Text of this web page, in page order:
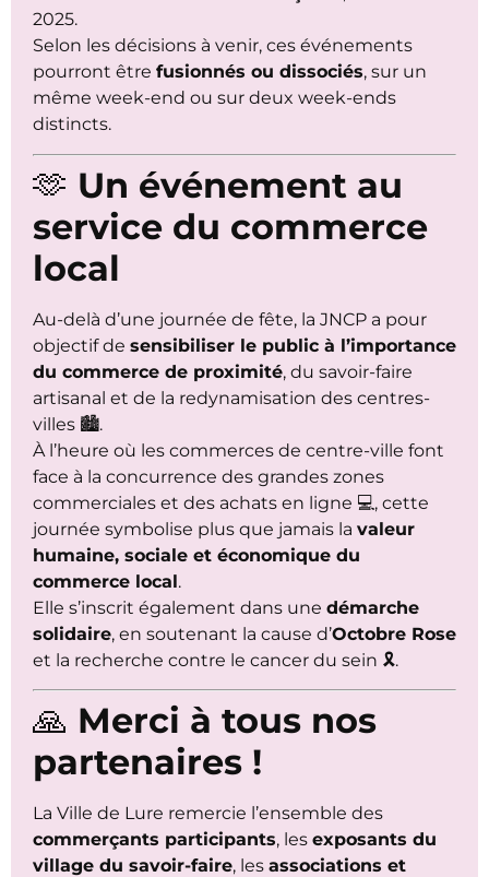
2025.
Selon les décisions à venir, ces événements
pourront être fusionnés ou dissociés, sur un
même week-end ou sur deux week-ends
distincts.
🫶 Un événement au
service du commerce
local
Au-delà d’une journée de fête, la JNCP a pour
objectif de sensibiliser le public à l’importance
du commerce de proximité, du savoir-faire
artisanal et de la redynamisation des centres-
villes 🏙️.
À l’heure où les commerces de centre-ville font
face à la concurrence des grandes zones
commerciales et des achats en ligne 💻, cette
journée symbolise plus que jamais la valeur
humaine, sociale et économique du
commerce local.
Elle s’inscrit également dans une démarche
solidaire, en soutenant la cause d’Octobre Rose
et la recherche contre le cancer du sein 🎗️.
🙏 Merci à tous nos
partenaires !
La Ville de Lure remercie l’ensemble des
commerçants participants, les exposants du
village du savoir-faire, les associations et